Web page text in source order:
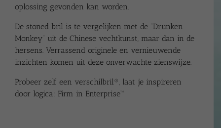
oplossing gevonden kan worden.
De stoned bril is te vergelijken met de “Drunken
Monkey” uit de Chinese vechtkunst, maar dan in de
hersens. Verrassend originele en vernieuwende
inzichten komen uit deze onverwachte zienswijze.
Probeer zelf een verschilbril®, laat je inspireren
door logica: Firm in Enterprise™